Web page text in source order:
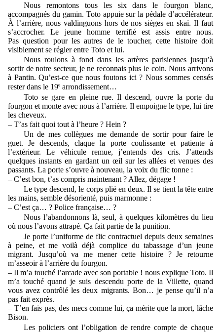
Nous remontons tous les six dans le fourgon blanc,
accompagnés du gamin. Toto appuie sur la pédale d’accélérateur.
À l’arrière, nous valdinguons hors de nos sièges en skaï. Il faut
s’accrocher. Le jeune homme terrifié est assis entre nous.
Pas question pour les autres de le toucher, cette histoire doit
visiblement se régler entre Toto et lui.
Nous roulons à fond dans les artères parisiennes jusqu’à
sortir de notre secteur, je ne reconnais plus le coin. Nous arrivons
à Pantin. Qu’est-ce que nous foutons ici ? Nous sommes censés
rester dans le 19e arrondissement…
Toto se gare en pleine rue. Il descend, ouvre la porte du
fourgon et monte avec nous à l’arrière. Il empoigne le type, lui tire
les cheveux.
– T’as fait quoi tout à l’heure ? Hein ?
Un de mes collègues me demande de sortir pour faire le
guet. Je descends, claque la porte coulissante et patiente à
l’extérieur. Le véhicule remue, j’entends des cris. J’attends
quelques instants en gardant un œil sur les allées et venues des
passants. La porte s’ouvre à nouveau, la voix du flic tonne :
– C’est bon, t’as compris maintenant ? Allez, dégage !
Le type descend, le corps plié en deux. Il se tient la tête entre
les mains, semble désorienté, puis marmonne :
– C’est ça… ? Police française… ?
Nous l’abandonnons là, seul, à quelques kilomètres du lieu
où nous l’avons attrapé. Ça fait partie de la punition.
Je porte l’uniforme de flic contractuel depuis deux semaines
à peine, et me voilà déjà complice du tabassage d’un jeune
migrant. Jusqu’où va me mener cette histoire ? Je retourne
m’asseoir à l’arrière du fourgon.
– Il m’a touché l’arcade avec son portable ! nous explique Toto. Il
m’a touché quand je suis descendu porte de la Villette, quand
vous avez contrôlé les deux migrants. Bon… je pense qu’il n’a
pas fait exprès.
– T’en fais pas, des mecs comme lui, ça mérite que la mort, lâche
Bison.
Les policiers ont l’obligation de rendre compte de chaque